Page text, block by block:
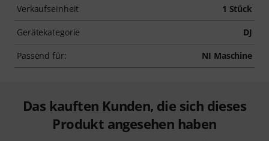
Verkaufseinheit 1 Stück
Gerätekategorie DJ
Passend für: NI Maschine
Das kauften Kunden, die sich dieses
Produkt angesehen haben